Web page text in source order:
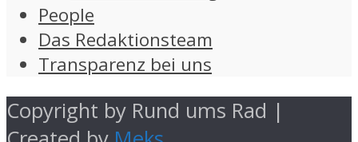
People
Das Redaktionsteam
Transparenz bei uns
Copyright by Rund ums Rad |